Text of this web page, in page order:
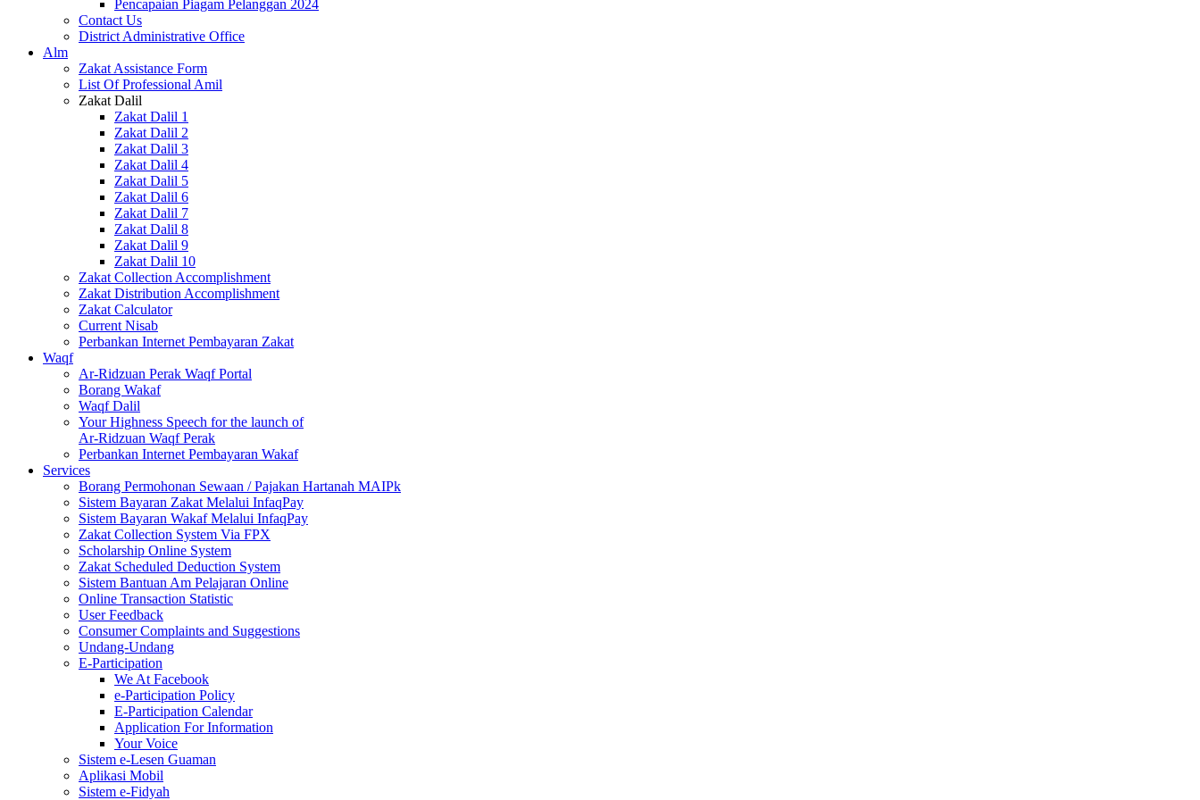
Pencapaian Piagam Pelanggan 2024
Contact Us
District Administrative Office
Alm
Zakat Assistance Form
List Of Professional Amil
Zakat Dalil
Zakat Dalil 1
Zakat Dalil 2
Zakat Dalil 3
Zakat Dalil 4
Zakat Dalil 5
Zakat Dalil 6
Zakat Dalil 7
Zakat Dalil 8
Zakat Dalil 9
Zakat Dalil 10
Zakat Collection Accomplishment
Zakat Distribution Accomplishment
Zakat Calculator
Current Nisab
Perbankan Internet Pembayaran Zakat
Waqf
Ar-Ridzuan Perak Waqf Portal
Borang Wakaf
Waqf Dalil
Your Highness Speech for the launch of
Ar-Ridzuan Waqf Perak
Perbankan Internet Pembayaran Wakaf
Services
Borang Permohonan Sewaan / Pajakan Hartanah MAIPk
Sistem Bayaran Zakat Melalui InfaqPay
Sistem Bayaran Wakaf Melalui InfaqPay
Zakat Collection System Via FPX
Scholarship Online System
Zakat Scheduled Deduction System
Sistem Bantuan Am Pelajaran Online
Online Transaction Statistic
User Feedback
Consumer Complaints and Suggestions
Undang-Undang
E-Participation
We At Facebook
e-Participation Policy
E-Participation Calendar
Application For Information
Your Voice
Sistem e-Lesen Guaman
Aplikasi Mobil
Sistem e-Fidyah